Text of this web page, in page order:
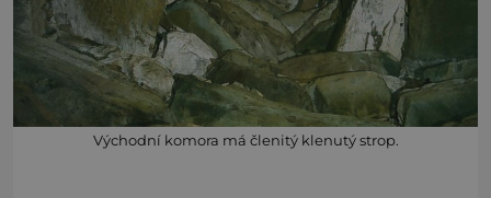
Východní komora má členitý klenutý strop.